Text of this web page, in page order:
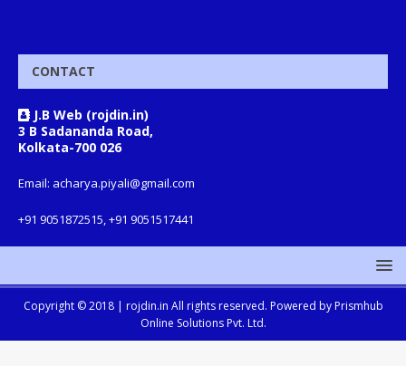
CONTACT
J.B Web (rojdin.in)
3 B Sadananda Road,
Kolkata-700 026
Email: acharya.piyali@gmail.com
+91 9051872515, +91 9051517441
Copyright © 2018 | rojdin.in All rights reserved. Powered by Prismhub
Online Solutions Pvt. Ltd.